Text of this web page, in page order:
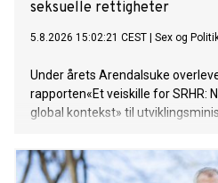
seksuelle rettigheter
5.8.2026 15:02:21 CEST Sex og
Under årets Arendalsuke
rapporten«Et veiskille for SRHR:
global kontekst» til